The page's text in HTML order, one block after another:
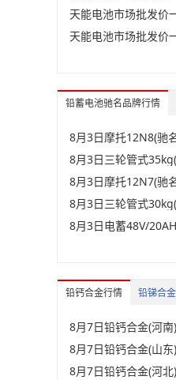
天能电池市场批发价
天能电池市场批发价
铅蓄电池驰名品牌行情
8月3日摩托12N8(驰
8月3日三轮管式
8月3日摩托12N7(驰
8月3日三轮管式
8月3日电蓄48V/
铅钙合金行情 铅锑合
8月7日铅钙合金(河
8月7日铅钙合金(山
8月7日铅钙合金(河